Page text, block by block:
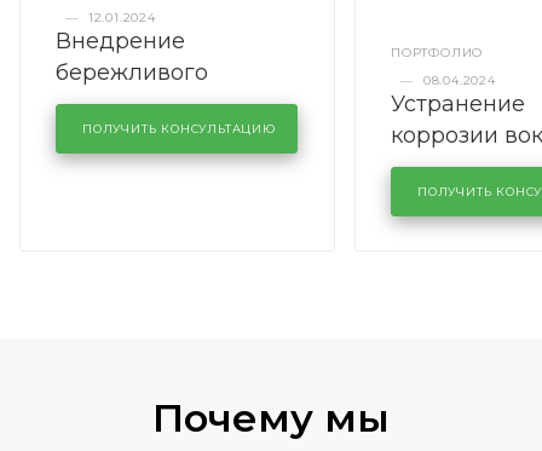
—
12.01.2024
Внедрение
бережливого
производства в
кузовном сервисе
KUTUZOVV
ПОЛУЧИТЬ КОНСУЛЬТАЦИЮ
ПОРТФОЛИО
—
08.04.2024
Устранение
коррозии
лобового
районе
Volkswagen
ПОЛУЧИТЬ
Почему мы